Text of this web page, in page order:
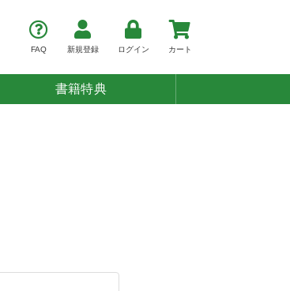
FAQ 新規登録 ログイン カート
書籍特典